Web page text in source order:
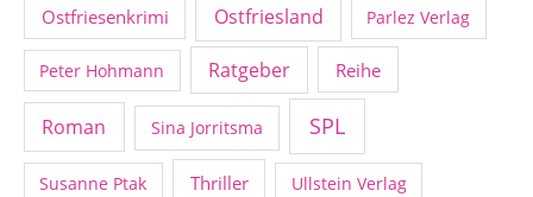
Ostfriesenkrimi Ostfriesland Parlez Verlag
Peter Hohmann Ratgeber Reihe
Roman Sina Jorritsma SPL
Susanne Ptak Thriller Ullstein Verlag